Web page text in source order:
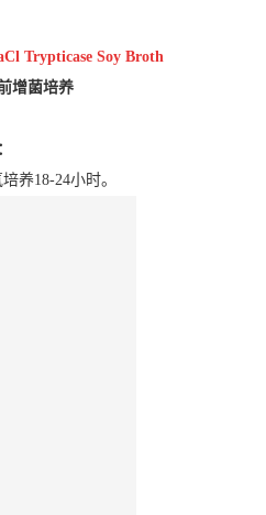
Trypticase Soy Broth
增菌培养
养18-24小时。